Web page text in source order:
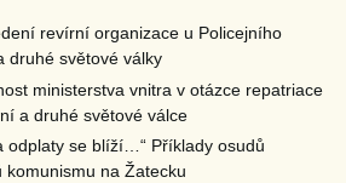
revírní organizace u Policejního
druhé světové války
ministerstva vnitra v otázce repatriace
a druhé světové válce
odplaty se blíží…“ Příklady osudů
komunismu na Žatecku